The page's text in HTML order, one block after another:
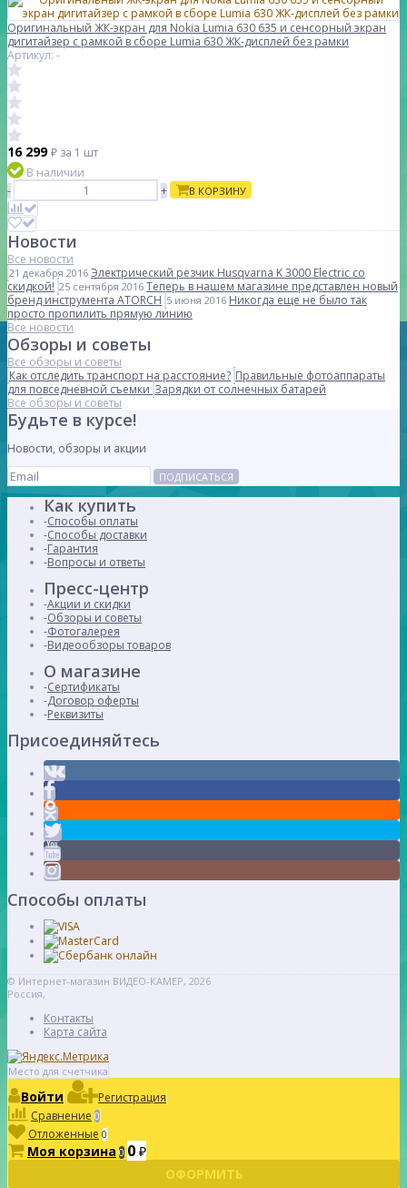
Оригинальный ЖК-экран для Nokia Lumia 630 635 и сенсорный экран
дигитайзер с рамкой в сборе Lumia 630 ЖК-дисплей без рамки
Артикул: -
16 299₽ за 1 шт
В наличии
-
+ В КОРЗИНУ
Новости
Все новости
21 декабря 2016 Электрический резчик Husqvarna K 3000 Electric со
скидкой! 25 сентября 2016 Теперь в нашем магазине представлен новый
бренд инструмента ATORCH 5 июня 2016 Никогда еще не было так
просто пропилить прямую линию
Все новости
Обзоры и советы
Все обзоры и советы
Как отследить транспорт на расстояние? Правильные фотоаппараты
для повседневной съемки Зарядки от солнечных батарей
Все обзоры и советы
Будьте в курсе!
Новости, обзоры и акции
ПОДПИСАТЬСЯ
Как купить
Способы оплаты
Способы доставки
Гарантия
Вопросы и ответы
Пресс-центр
Акции и скидки
Обзоры и советы
Фотогалерея
Видеообзоры товаров
О магазине
Сертификаты
Договор оферты
Реквизиты
Присоединяйтесь
Способы оплаты
© Интернет-магазин ВИДЕО-КАМЕР, 2026
Россия,
Контакты
Карта сайта
Место для счетчика
Войти
Регистрация
Сравнение 0
Отложенные 0
Моя корзина 0 0 ₽
ОФОРМИТЬ